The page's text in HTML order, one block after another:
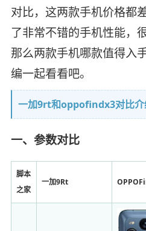
对比，这两款手机价格都
了非常不错的手机性能，
那么两款手机哪款值得入
编一起看看吧。
一加9rt和oppofindx3对比介
一、参数对比
脚本
之家
一加9Rt